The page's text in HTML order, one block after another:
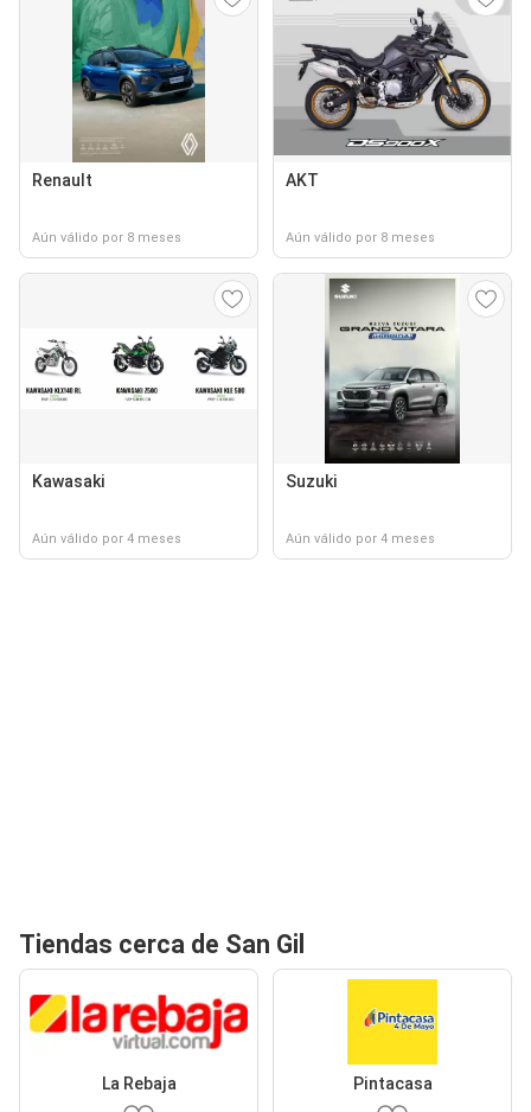
Renault
Aún válido por 8 meses
AKT
Aún válido por 8 meses
Kawasaki
Aún válido por 4 meses
Suzuki
Aún válido por 4 meses
Tiendas cerca de San Gil
La Rebaja Pintacasa